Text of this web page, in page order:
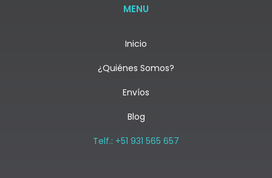
MENU
Inicio
¿Quiénes Somos?
Envíos
Blog
Telf.: +51 931 565 657